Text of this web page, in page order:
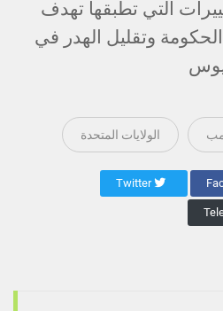
التي تطبقها تهدف
وتقليل الهدر في
الولايات المتحدة
Twitter